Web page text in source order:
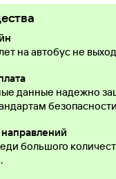
на автобус не
данные надежно
большого